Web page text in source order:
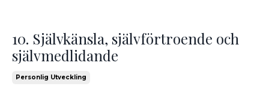
10. Självkänsla, självförtroende och
självmedlidande
Personlig Utveckling